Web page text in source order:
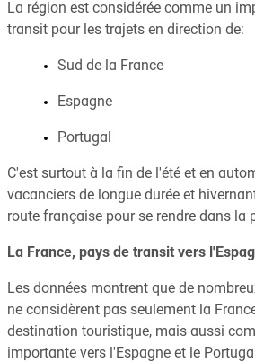
La région est considérée comme un
transit pour les trajets en direction de:
Sud de la France
Espagne
Portugal
C'est surtout à la fin de l'été et en
vacanciers de longue durée et
route française pour se rendre dans la
La France, pays de transit vers
Les données montrent que de
ne considèrent pas seulement la
destination touristique, mais aussi
importante vers l'Espagne et le